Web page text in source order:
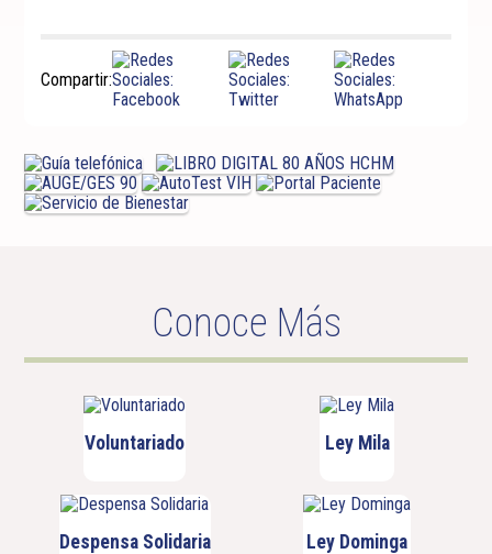
Compartir:
Conoce Más
Voluntariado Ley Mila
Despensa Solidaria Ley Dominga